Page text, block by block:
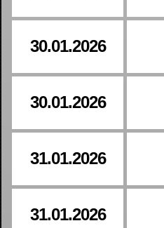
30.01.2026
30.01.2026
31.01.2026
31.01.2026